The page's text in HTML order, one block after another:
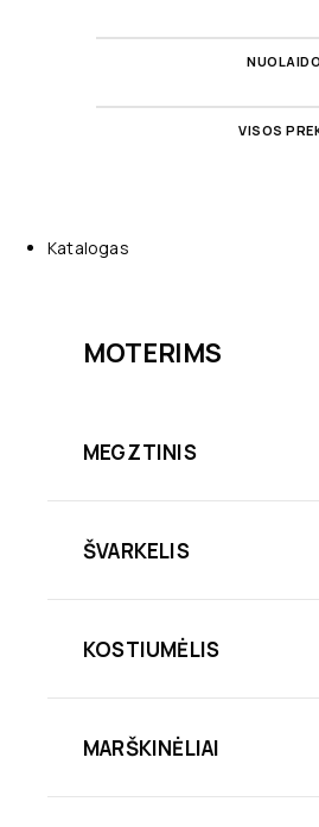
VISOS
Katalogas
MOTERIMS
MEGZTINIS
ŠVARKELIS
KOSTIUMĖLIS
MARŠKINĖLIAI